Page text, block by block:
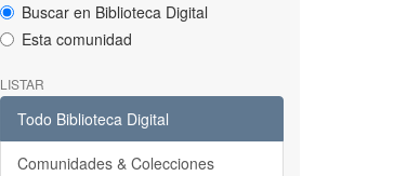
Buscar en Biblioteca Digital
Esta comunidad
LISTAR
Todo Biblioteca Digital
Comunidades & Colecciones